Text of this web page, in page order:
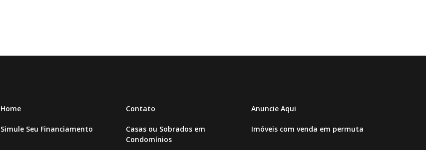
Home Contato Anuncie Aqui
Simule Seu Financiamento
Casas ou Sobrados em
Condomínios
Imóveis com venda em permuta